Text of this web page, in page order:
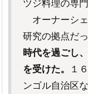
ツジ料理の専門
オーナーシ
研究の拠点だ
時代を過ごし
を受けた。
１
ンゴル自治区